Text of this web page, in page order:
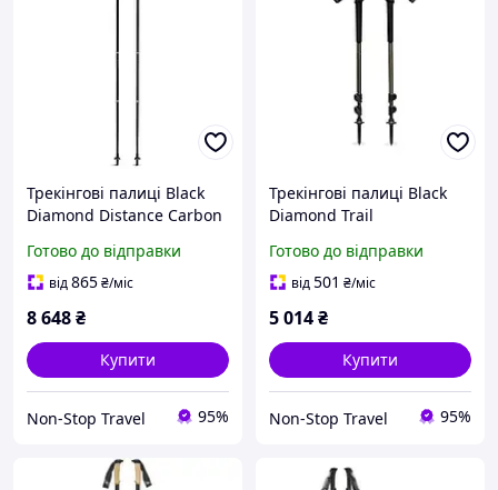
Трекінгові палиці Black
Diamond Distance Carbon
Готово до відправки
від865₴/міс
8 648₴
Купити
Non-Stop Travel 95%
Трекінгові палиці Black
Diamond Trail
Готово до відправки
від501 ₴/міс
5 014₴
Купити
Non-Stop Travel 95%